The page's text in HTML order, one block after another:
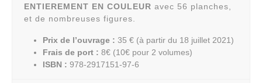
ENTIEREMENT EN COULEUR avec 56 planches,
et de nombreuses figures.
Prix de l’ouvrage : 35 € (à partir du 18 juillet 2021)
Frais de port : 8€ (10€ pour 2 volumes)
ISBN : 978-2917151-97-6